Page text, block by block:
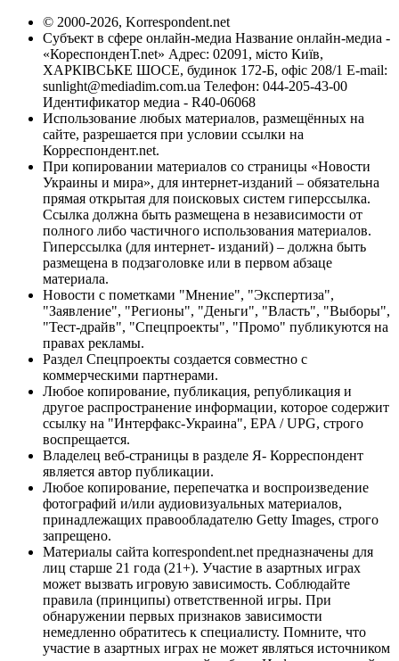
© 2000-2026, Korrespondent.net
Субъект в сфере онлайн-медиа Название онлайн-медиа -
«КореспонденТ.net» Адрес: 02091, місто Київ,
ХАРКІВСЬКЕ ШОСЕ, будинок 172-Б, офіс 208/1 E-mail:
sunlight@mediadim.com.ua Телефон: 044-205-43-00
Идентификатор медиа - R40-06068
Использование любых материалов, размещённых на
сайте, разрешается при условии ссылки на
Корреспондент.net.
При копировании материалов со страницы «Новости
Украины и мира», для интернет-изданий – обязательна
прямая открытая для поисковых систем гиперссылка.
Ссылка должна быть размещена в независимости от
полного либо частичного использования материалов.
Гиперссылка (для интернет- изданий) – должна быть
размещена в подзаголовке или в первом абзаце
материала.
Новости с пометками "Мнение", "Экспертиза",
"Заявление", "Регионы", "Деньги", "Власть", "Выборы",
"Тест-драйв", "Спецпроекты", "Промо" публикуются на
правах рекламы.
Раздел Спецпроекты создается совместно с
коммерческими партнерами.
Любое копирование, публикация, републикация и
другое распространение информации, которое содержит
ссылку на "Интерфакс-Украина", EPA / UPG, строго
воспрещается.
Владелец веб-страницы в разделе Я- Корреспондент
является автор публикации.
Любое копирование, перепечатка и воспроизведение
фотографий и/или аудиовизуальных материалов,
принадлежащих правообладателю Getty Images, строго
запрещено.
Материалы сайта korrespondent.net предназначены для
лиц старше 21 года (21+). Участие в азартных играх
может вызвать игровую зависимость. Соблюдайте
правила (принципы) ответственной игры. При
обнаружении первых признаков зависимости
немедленно обратитесь к специалисту. Помните, что
участие в азартных играх не может являться источником